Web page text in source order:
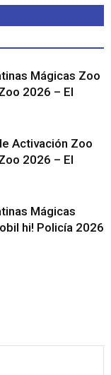
Mágicas Zoo
2026 – El
Activación Zoo
2026 – El
Mágicas
hi! Policía 2026